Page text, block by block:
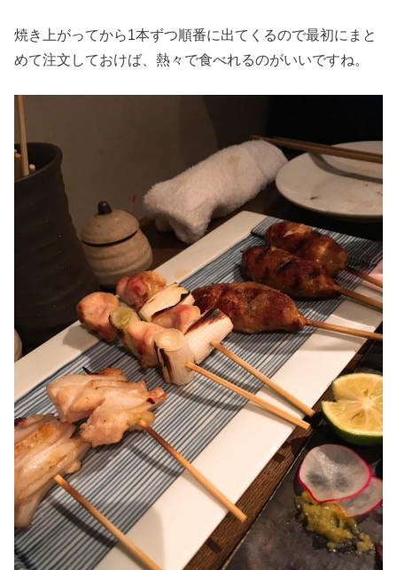
焼き上がってから1本ずつ順番に出てくるので最初にまと
めて注文しておけば、熱々で食べれるのがいいですね。